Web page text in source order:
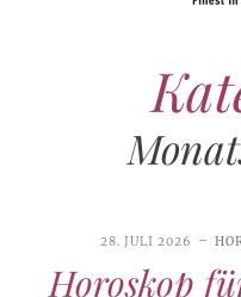
28. JULI 2026
Horoskop